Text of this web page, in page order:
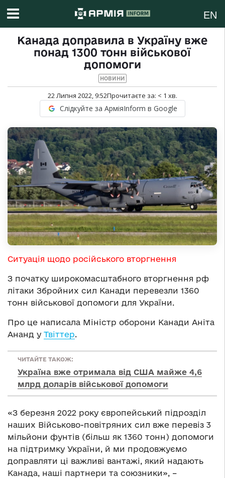
EN
Канада доправила в Україну вже
понад 1300 тонн військової
допомоги
НОВИНИ
22 Липня 2022, 9:52Прочитаєте за: < 1 хв.
Слідкуйте за АрміяInform в Google
Ситуація щодо російського вторгнення
З початку широкомасштабного вторгнення рф
літаки Збройних сил Канади перевезли 1360
тонн військової допомоги для України.
Про це написала Міністр оборони Канади Аніта
Ананд у Твіттер.
ЧИТАЙТЕ ТАКОЖ:
Україна вже отримала від США майже 4,6
млрд доларів військової допомоги
«З березня 2022 року європейський підрозділ
наших Військово-повітряних сил вже перевіз 3
мільйони фунтів (більш як 1360 тонн) допомоги
на підтримку України, й ми продовжуємо
доправляти ці важливі вантажі, який надають
Канада, наші партнери та союзники», –